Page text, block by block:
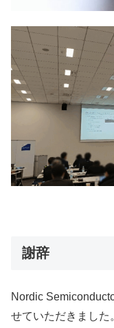
謝辞
Nordic
せていただきました